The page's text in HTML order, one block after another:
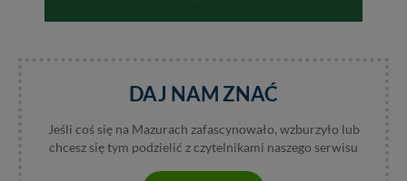
DAJ NAM ZNAĆ
Jeśli coś się na Mazurach zafascynowało, wzburzyło lub
chcesz się tym podzielić z czytelnikami naszego serwisu